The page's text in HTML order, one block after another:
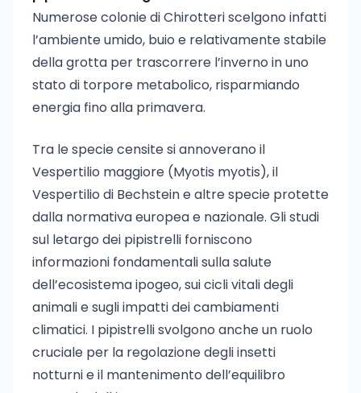
Numerose colonie di Chirotteri scelgono infatti
l’ambiente umido, buio e relativamente stabile
della grotta per trascorrere l’inverno in uno
stato di torpore metabolico, risparmiando
energia fino alla primavera.
Tra le specie censite si annoverano il
Vespertilio maggiore (Myotis myotis), il
Vespertilio di Bechstein e altre specie protette
dalla normativa europea e nazionale. Gli studi
sul letargo dei pipistrelli forniscono
informazioni fondamentali sulla salute
dell’ecosistema ipogeo, sui cicli vitali degli
animali e sugli impatti dei cambiamenti
climatici. I pipistrelli svolgono anche un ruolo
cruciale per la regolazione degli insetti
notturni e il mantenimento dell’equilibro